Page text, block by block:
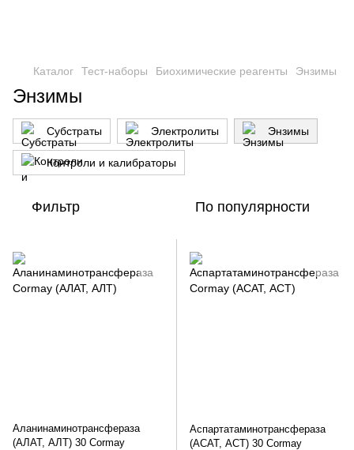
Каталог Тест-наборы Биохимические реагенты Энзимы
Энзимы
Субстраты Электролиты Энзимы
Контроли и калибраторы
Фильтр По популярности
Аланинаминотрансфераза
(АЛАТ, АЛТ) 30 Cormay
Аспартатаминотрансфераза
(АСАТ, АСТ) 30 Cormay